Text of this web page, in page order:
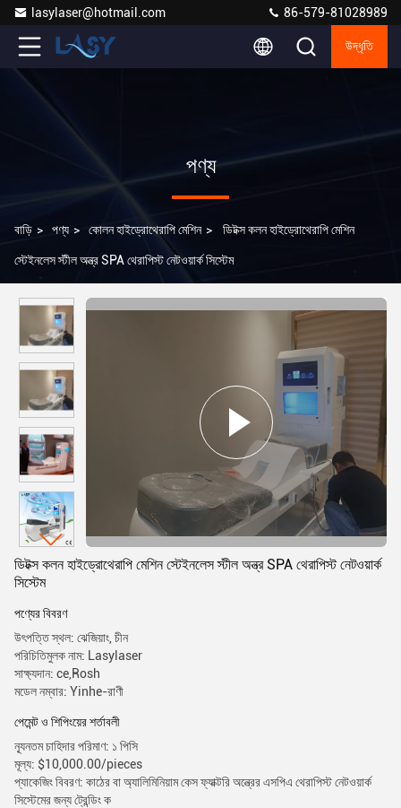
lasylaser@hotmail.com 86-579-81028989
উদ্ধৃতি
পণ্য
বাড়ি > পণ্য > কোলন হাইড্রোথেরাপি মেশিন > ডিটক্স কলন হাইড্রোথেরাপি মেশিন
স্টেইনলেস স্টীল অন্ত্র SPA থেরাপিস্ট নেটওয়ার্ক সিস্টেম
ডিটক্স কলন হাইড্রোথেরাপি মেশিন স্টেইনলেস স্টীল অন্ত্র SPA থেরাপিস্ট নেটওয়ার্ক
সিস্টেম
পণ্যের বিবরণ
উৎপত্তি স্থল: ঝেজিয়াং, চীন
পরিচিতিমুলক নাম: Lasylaser
সাক্ষ্যদান: ce,Rosh
মডেল নম্বার: Yinhe-রাণী
পেমেন্ট ও শিপিংয়ের শর্তাবলী
ন্যূনতম চাহিদার পরিমাণ: ১ পিসি
মূল্য: $10,000.00/pieces
প্যাকেজিং বিবরণ: কাঠের বা অ্যালিমিনিয়াম কেস ফ্যাক্টরি অন্ত্রের এসপিএ থেরাপিস্ট নেটওয়ার্ক
সিস্টেমের জন্য ট্রেন্ডিং ক